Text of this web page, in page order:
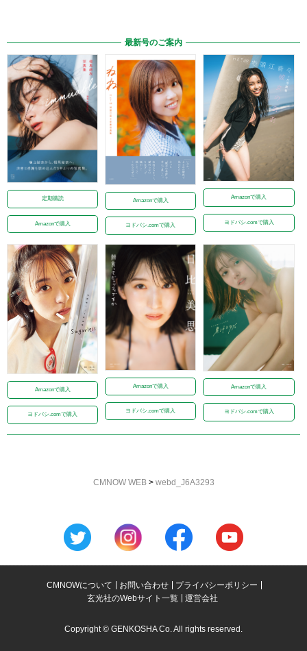
最新号のご案内
定期購読
Amazonで購入
Amazonで購入
ヨドバシ.comで購入
Amazonで購入
ヨドバシ.comで購入
Amazonで購入
ヨドバシ.comで購入
Amazonで購入
ヨドバシ.comで購入
Amazonで購入
ヨドバシ.comで購入
CMNOW WEB> webd_J6A3293
CMNOWについて お問い合わせ
プライバシーポリシー
玄光社のWebサイト一覧
運営会社
Copyright © GENKOSHA Co. All rights reserved.